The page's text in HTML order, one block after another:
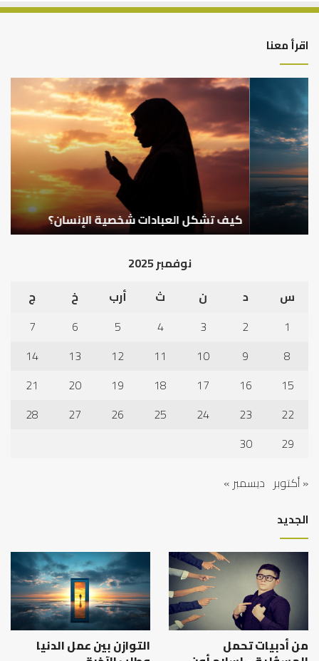
اقرأ معنا
كيف
تشكل
العبادات
شخصية
الإنسان؟
كيف تشكل العبادات شخصية الإنسان؟
نوفمبر 2025
س
د ن ث أرب خ
ج
1
2
3
4
5
6
7
8
9
10
11
12
13
14
15
16
17
18
19
20
21
22
23
24
25
26
27
28
29
30
« أكتوبر ديسمبر »
الجديد
من أدبيات تحمل التوازن بين عمل الدنيا